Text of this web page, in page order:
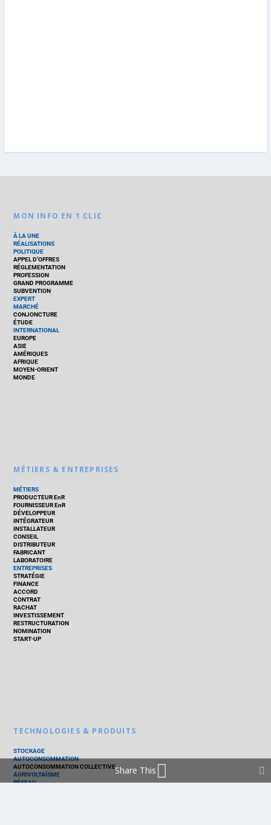
MON INFO EN 1 CLIC
À LA UNE
RÉALISATIONS
POLITIQUE
APPEL D’OFFRES
RÉGLEMENTATION
PROFESSION
GRAND PROGRAMME
SUBVENTION
EXPERT
MARCHÉ
CONJONCTURE
ÉTUDE
INTERNATIONAL
EUROPE
ASIE
AMÉRIQUES
AFRIQUE
MOYEN-ORIENT
MONDE
MÉTIERS & ENTREPRISES
MÉTIERS
PRODUCTEUR EnR
FOURNISSEUR EnR
DÉVELOPPEUR
INTÉGRATEUR
INSTALLATEUR
CONSEIL
DISTRIBUTEUR
FABRICANT
LABORATOIRE
ENTREPRISES
STRATÉGIE
FINANCE
ACCORD
CONTRAT
RACHAT
INVESTISSEMENT
RESTRUCTURATION
NOMINATION
START-UP
TECHNOLOGIES & PRODUITS
STOCKAGE
AUTOCONSOMMATION
AUTOCONSOMMATION COLLECTIVE
AGRIVOLTAÏSME
RÉSEAU
Share This